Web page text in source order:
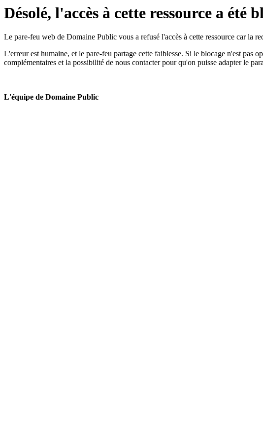
Désolé, l'accès à cette ressource a été
Le pare-feu web de Domaine Public vous a refusé l'accès à cette ressource car la
L'erreur est humaine, et le pare-feu partage cette faiblesse. Si le blocage n'est pas
complémentaires et la possibilité de nous contacter pour qu'on puisse adapter le
L'équipe de Domaine Public